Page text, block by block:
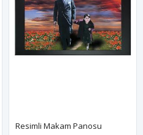
Resimli Makam Panosu